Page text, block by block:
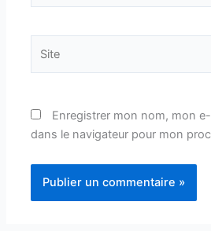
Enregistrer mon nom, mon
dans le navigateur pour mon